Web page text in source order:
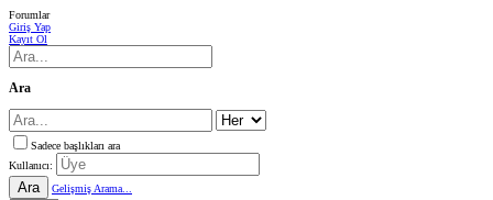
Forumlar
Giriş Yap
Kayıt Ol
Ara
Sadece başlıkları ara
Kullanıcı:
Ara Gelişmiş Arama...